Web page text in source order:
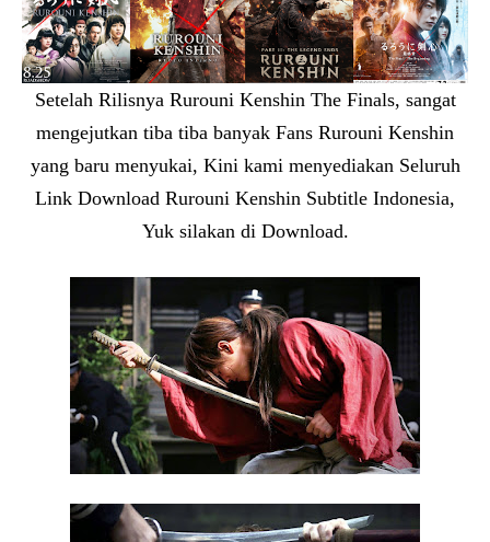
Setelah Rilisnya Rurouni Kenshin The Finals, sangat
mengejutkan tiba tiba banyak Fans Rurouni Kenshin
yang baru menyukai, Kini kami menyediakan Seluruh
Link Download Rurouni Kenshin Subtitle Indonesia,
Yuk silakan di Download.